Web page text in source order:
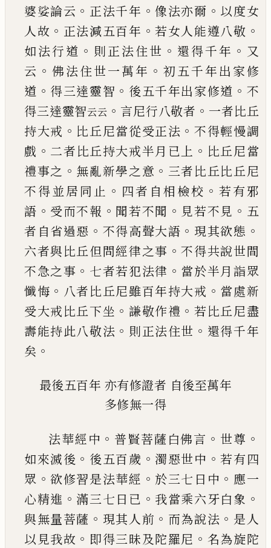
婆娑論云 。 正法千年 。像法亦爾 。 以度女
人故 。 正法減五百年 。若女人能遵八敬 。
如法行道 。 則正法住世 。 還得千年 。 又
云 。 佛法住世一萬年 。 初五千年出家修
道 。 得三達靈智 。 後五千年出家修道 。 不
得三達靈智云云 。 言尼行八敬者 。 一者比丘
持大戒 。 比丘尼當從受正法 。不得輕慢調
戲 。 二者比丘持大戒半月 已 上 。 比丘尼當
禮事之 。 無亂新學之意 。 三者比丘比丘尼
不得並居同止 。 四者自相檢校 。 若有邪
語 。 受而不報 。 聞若不聞 。 見若不見 。 五
者自省過惡 。 不得高聲大語 。 現其欲態 。
六者與比丘但問經律之事 。不得共說世間
不急之事 。 七者若犯法律 。 當於半月詣眾
懺悔 。 八者比丘尼雖百年持大戒 。 當處新
受大戒比丘下坐 。 謙敬作禮 。若比丘尼盡
壽能持此八敬法 。 則正法住世 。 還得千年
矣 。
最後五百年 亦有修證者 自後至萬年
多修無一得
法華經中 。 普賢菩薩白佛言 。 世尊 。
如來滅後 。 後五百歲 。 濁惡世中 。若有四
眾 。欲修習是法華經 。 於三七日中 。 應一
心精進 。 滿三七日 已 。 我當乘六牙白象 。
與無量菩薩 。 現其人前 。 而為說法 。 是人
以見我故 。 即得三昧及陀羅尼 。 名為旋陀